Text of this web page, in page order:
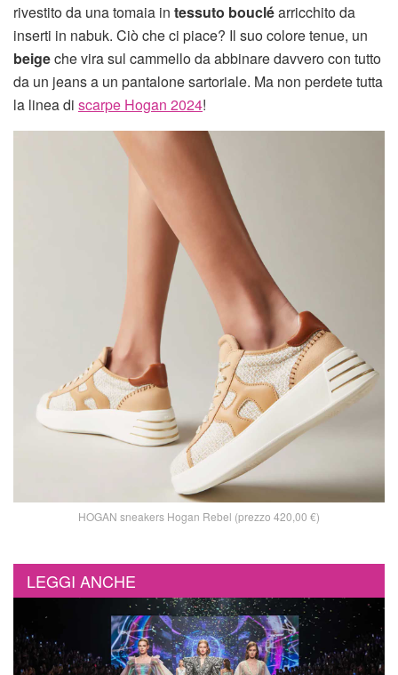
rivestito da una tomaia in tessuto boucléarricchito da
inserti in nabuk. Ciò che ci piace? Il suo colore tenue, un
beigeche vira sul cammello da abbinare davvero con tutto
da un jeans a un pantalone sartoriale. Ma non perdete tutta
la linea di scarpe Hogan 2024!
HOGAN sneakers Hogan Rebel (prezzo 420,00 €)
LEGGI ANCHE